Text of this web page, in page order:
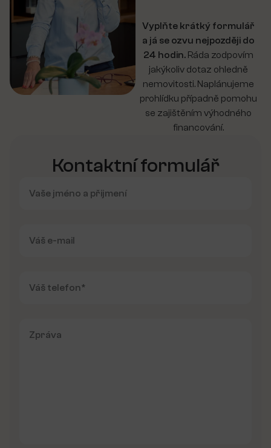
Vyplňte krátký formulář
a já se ozvu nejpozději do
24 hodin. Ráda zodpovím
jakýkoliv dotaz ohledně
nemovitosti. Naplánujeme
prohlídku případně pomohu
se zajištěním výhodného
financování.
Kontaktní formulář